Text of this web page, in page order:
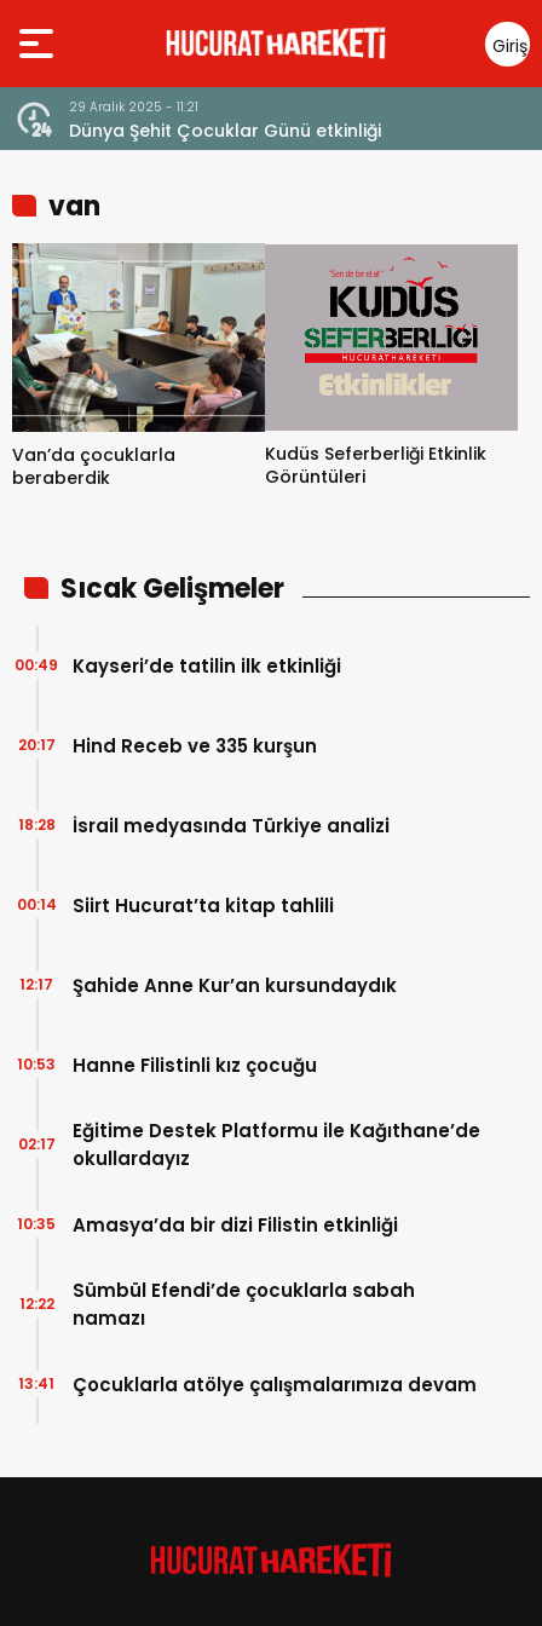
Giriş
Yap
29 Aralık 2025 - 11:21
Dünya Şehit Çocuklar Günü etkinliği
van
Van’da çocuklarla
beraberdik
Kudüs Seferberliği Etkinlik
Görüntüleri
Sıcak Gelişmeler
Kayseri’de tatilin ilk etkinliği
00:49
Hind Receb ve 335 kurşun
20:17
İsrail medyasında Türkiye analizi
18:28
Siirt Hucurat’ta kitap tahlili
00:14
Şahide Anne Kur’an kursundaydık
12:17
Hanne Filistinli kız çocuğu
10:53
Eğitime Destek Platformu ile Kağıthane’de
okullardayız
02:17
Amasya’da bir dizi Filistin etkinliği
10:35
Sümbül Efendi’de çocuklarla sabah
namazı
12:22
Çocuklarla atölye çalışmalarımıza devam
13:41